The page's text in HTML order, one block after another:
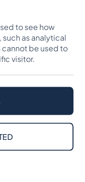
2004.
ierobežotu
Tā
pagastā.
- censties
īpašumā.
ir SIA
gūtajiem
to see how
as analytical
be used to
visitor.